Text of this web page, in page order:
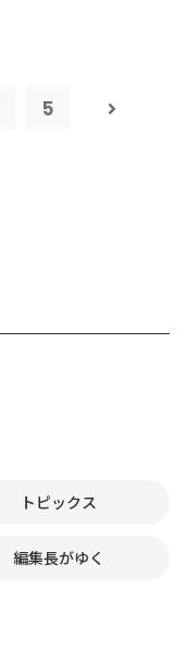
5
トピックス
編集長がゆく